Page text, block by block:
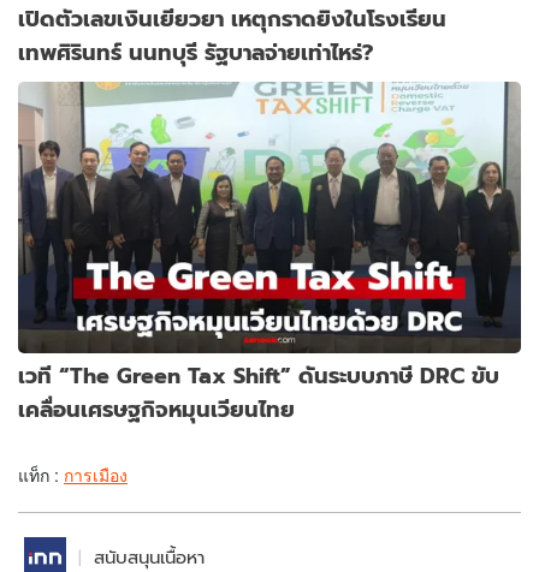
เปิดตัวเลขเงินเยียวยา เหตุกราดยิงในโรงเรียน
เทพศิรินทร์ นนทบุรี รัฐบาลจ่ายเท่าไหร่?
เวที “The Green Tax Shift” ดันระบบภาษี DRC ขับ
เคลื่อนเศรษฐกิจหมุนเวียนไทย
แท็ก : การเมือง
สนับสนุนเนื้อหา